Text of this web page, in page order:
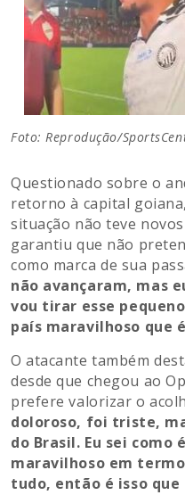
Foto: Reprodução/
Questionado sobre o
retorno à capital
situação não teve
garantiu que não
como marca de sua
não avançaram, mas
vou tirar esse
país maravilhoso que
O atacante também
desde que chegou ao
prefere valorizar o
doloroso, foi triste,
do Brasil. Eu sei como
maravilhoso em
tudo, então é isso que